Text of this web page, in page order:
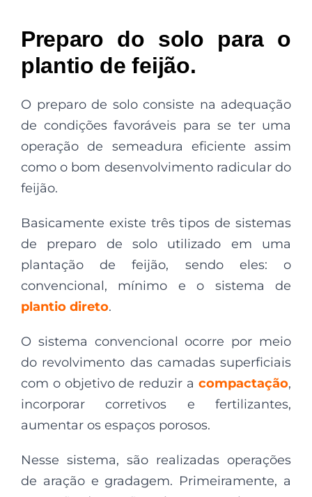
Preparo do solo para o
plantio de feijão.
O preparo de solo consiste na adequação
de condições favoráveis para se ter uma
operação de semeadura eficiente assim
como o bom desenvolvimento radicular do
feijão.
Basicamente existe três tipos de sistemas
de preparo de solo utilizado em uma
plantação de feijão, sendo eles: o
convencional, mínimo e o sistema de
plantio direto.
O sistema convencional ocorre por meio
do revolvimento das camadas superficiais
com o objetivo de reduzir a compactação,
incorporar corretivos e fertilizantes,
aumentar os espaços porosos.
Nesse sistema, são realizadas operações
de aração e gradagem. Primeiramente, a